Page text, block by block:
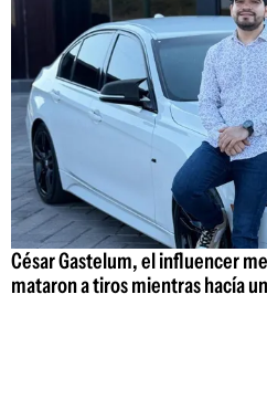
César Gastelum, el influencer
mataron a tiros mientras hacía